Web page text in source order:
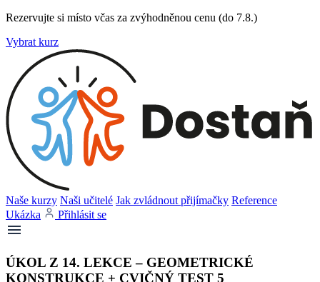
Rezervujte si místo včas za zvýhodněnou cenu (do 7.8.)
Vybrat kurz
Naše kurzy Naši učitelé Jak zvládnout přijímačky Reference
Ukázka
Přihlásit se
ÚKOL Z 14. LEKCE – GEOMETRICKÉ
KONSTRUKCE + CVIČNÝ TEST 5